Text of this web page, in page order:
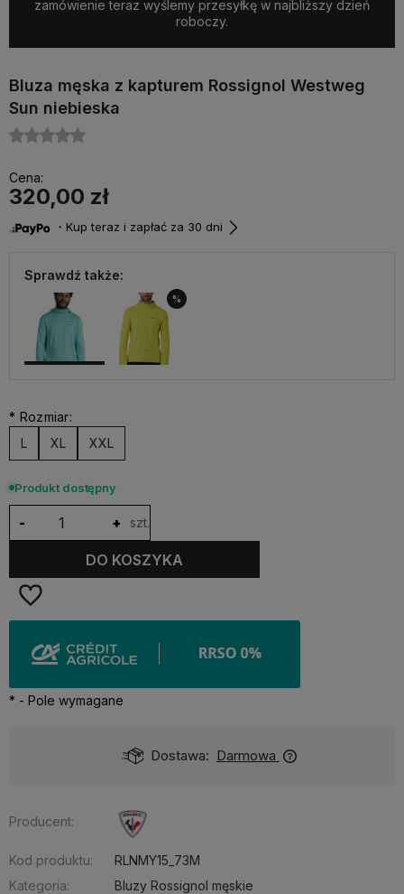
zamówienie teraz wyślemy przesyłkę w najbliższy dzień
roboczy.
Bluza męska z kapturem Rossignol Westweg
Sun niebieska
Cena:
320,00 zł
・Kup teraz i zapłać za 30 dni
Sprawdź także:
%
* Rozmiar:
L
XL XXL
Produkt dostępny
+
- szt.
DO KOSZYKA
* - Pole wymagane
Dostawa: Darmowa
Producent:
Kod produktu:
RLNMY15_73M
Kategoria:
Bluzy Rossignol męskie